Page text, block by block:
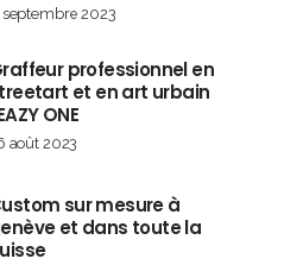
2023
professionnel en
et en art urbain
EAZY ONE
août 2023
sur mesure à
et dans toute la